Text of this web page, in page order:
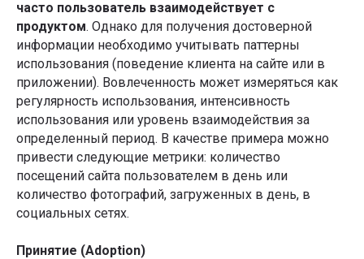
часто пользователь взаимодействует с
продуктом. Однако для получения достоверной
информации необходимо учитывать паттерны
использования (поведение клиента на сайте или в
приложении). Вовлеченность может измеряться как
регулярность использования, интенсивность
использования или уровень взаимодействия за
определенный период. В качестве примера можно
привести следующие метрики: количество
посещений сайта пользователем в день или
количество фотографий, загруженных в день, в
социальных сетях.
Принятие (Adoption)